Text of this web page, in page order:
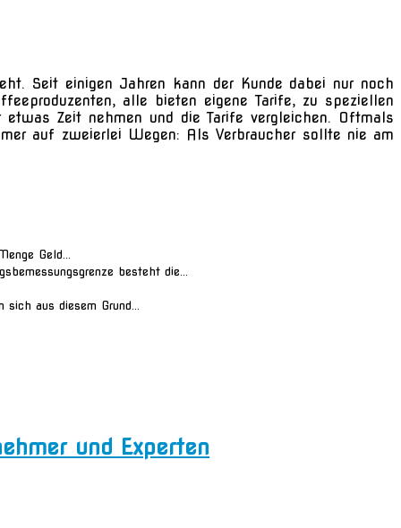
Seit einigen Jahren kann der Kunde dabei nur noch
alle bieten eigene Tarife, zu speziellen
Zeit nehmen und die Tarife vergleichen. Oftmals
auf zweierlei Wegen: Als Verbraucher sollte nie am
Geld...
besteht die...
aus diesem Grund...
und Experten